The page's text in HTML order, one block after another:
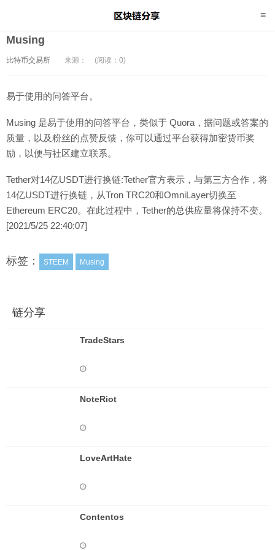
Musing
比特币交易所 来源： (阅读：0)
易于使用的问答平台。
Musing 是易于使用的问答平台，类似于 Quora，据问题或答案的
质量，以及粉丝的点赞反馈，你可以通过平台获得加密货币奖
励，以便与社区建立联系。
Tether对14亿USDT进行换链:Tether官方表示，与第三方合作，将
14亿USDT进行换链，从Tron TRC20和OmniLayer切换至
Ethereum ERC20。在此过程中，Tether的总供应量将保持不变。
[2021/5/25 22:40:07]
标签： STEEM Musing
链分享
TradeStars
NoteRiot
LoveArtHate
Contentos